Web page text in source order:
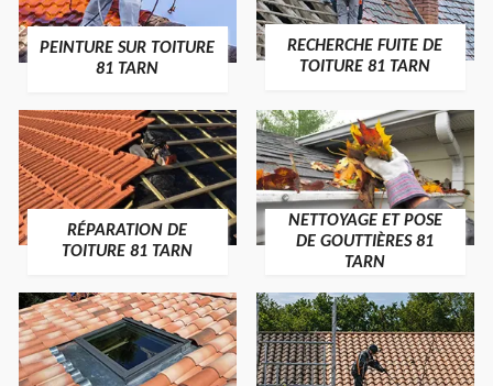
PEINTURE SUR TOITURE
81 TARN
RECHERCHE FUITE DE
TOITURE 81 TARN
RÉPARATION DE
TOITURE 81 TARN
NETTOYAGE ET POSE
DE GOUTTIÈRES 81
TARN